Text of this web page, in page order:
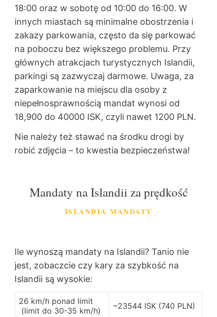
18:00 oraz w sobotę od 10:00 do 16:00. W
innych miastach są minimalne obostrzenia i
zakazy parkowania, często da się parkować
na poboczu bez większego problemu. Przy
głównych atrakcjach turystycznych Islandii,
parkingi są zazwyczaj darmowe. Uwaga, za
zaparkowanie na miejscu dla osoby z
niepełnosprawnością mandat wynosi od
18,900 do 40000 ISK, czyli nawet 1200 PLN.
Nie należy też stawać na środku drogi by
robić zdjęcia – to kwestia bezpieczeństwa!
Mandaty na Islandii za prędkość
ISLANDIA MANDATY
Ile wynoszą mandaty na Islandii? Tanio nie
jest, zobaczcie czy kary za szybkość na
Islandii są wysokie:
26 km/h ponad limit
(limit do 30-35 km/h)
~23544 ISK (740 PLN)